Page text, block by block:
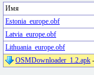
Имя
Estonia_europe.obf
Latvia_europe.obf
Lithuania_europe.obf
OSMDownloader_1.2.apk